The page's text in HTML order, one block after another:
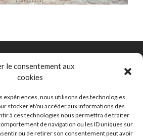
le consentement aux
cookies
nous utilisons des technologies
stocker et/ou accéder aux informations des
à ces technologies nous permettra de traiter
de navigation ou les ID uniques sur
ou de retirer son consentement peut avoir
Johnston 33000 Bordeaux